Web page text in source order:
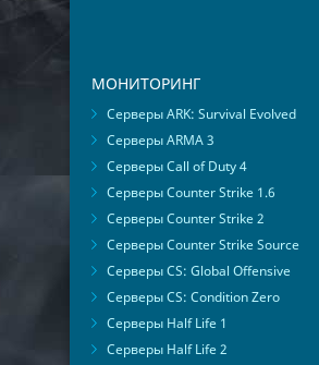
МОНИТОРИНГ
Серверы ARK: Survival Evolved
Серверы ARMA 3
Серверы Call of Duty 4
Серверы Counter Strike 1.6
Серверы Counter Strike 2
Серверы Counter Strike Source
Серверы CS: Global Offensive
Серверы CS: Condition Zero
Серверы Half Life 1
Серверы Half Life 2